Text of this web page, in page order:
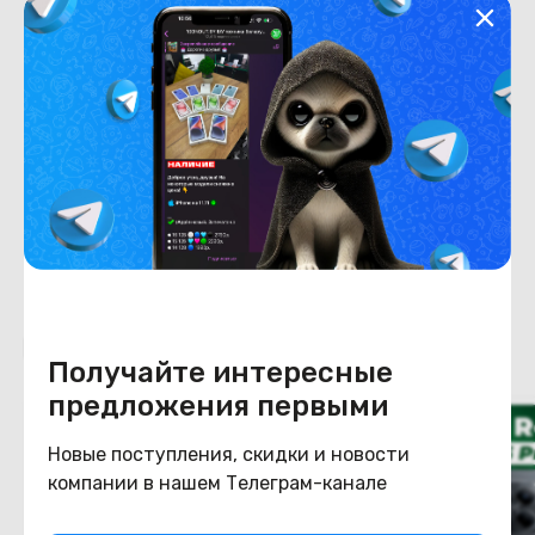
Получайте интересные
предложения первыми
Новые поступления, скидки и новости
компании в нашем Телеграм-канале
Хранение данных
Емкость накопителя 256
Конструкция
Цвет фиолетовый